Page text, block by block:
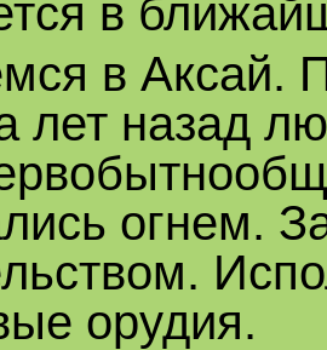
в
в Аксай.
лет назад
огнем.
орудия.